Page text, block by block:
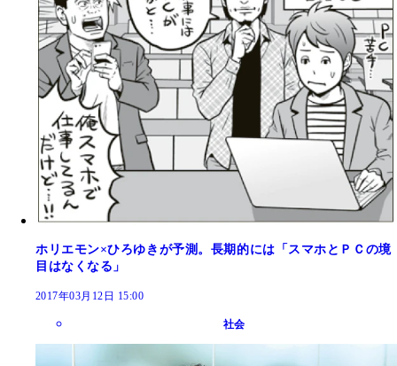
ホリエモン×ひろゆきが予測。長期的には「スマホとＰＣの境
目はなくなる」
2017年03月12日 15:00
社会